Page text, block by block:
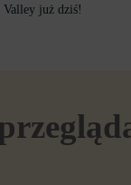
już dziś!